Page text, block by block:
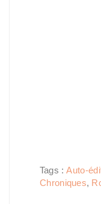
Tags :Auto-
Chroniques,